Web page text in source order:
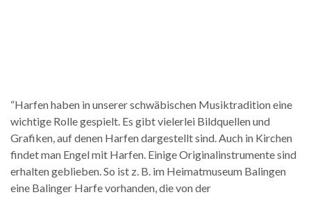
“Harfen haben in unserer schwäbischen Musiktradition eine
wichtige Rolle gespielt. Es gibt vielerlei Bildquellen und
Grafiken, auf denen Harfen dargestellt sind. Auch in Kirchen
findet man Engel mit Harfen. Einige Originalinstrumente sind
erhalten geblieben. So ist z. B. im Heimatmuseum Balingen
eine Balinger Harfe vorhanden, die von der